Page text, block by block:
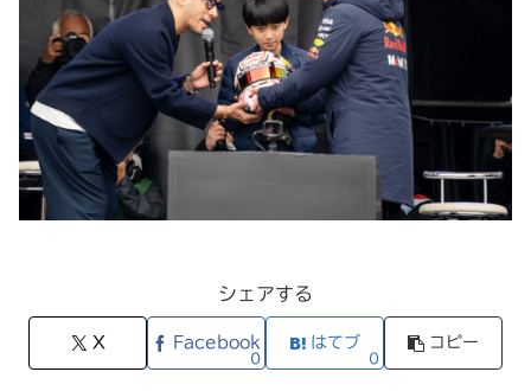
シェアする
X Facebook
0
はてブ
0
コピー